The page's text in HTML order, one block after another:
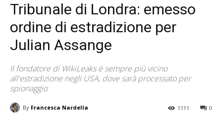
Tribunale di Londra: emesso
ordine di estradizione per
Julian Assange
Il fondatore di WikiLeaks è sempre più vicino
all'estradizione negli USA, dove sarà processato per
spionaggio
By Francesca Nardella 0
1111